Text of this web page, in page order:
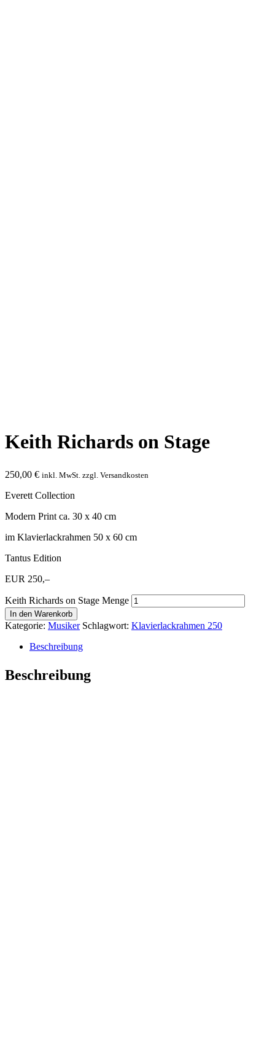
Keith Richards on Stage
250,00 € inkl. MwSt. zzgl. Versandkosten
Everett Collection
Modern Print ca. 30 x 40 cm
im Klavierlackrahmen 50 x 60 cm
Tantus Edition
EUR 250,–
Keith Richards on Stage Menge
In den Warenkorb
Kategorie: Musiker Schlagwort: Klavierlackrahmen 250
Beschreibung
Beschreibung